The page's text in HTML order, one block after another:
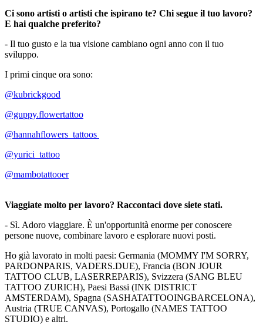
Ci sono artisti o artisti che ispirano te? Chi segue il tuo lavoro?
E hai qualche preferito?
- Il tuo gusto e la tua visione cambiano ogni anno con il tuo
sviluppo.
I primi cinque ora sono:
@kubrickgood
@guppy.flowertattoo
@hannahflowers_tattoos
@yurici_tattoo
@mambotattooer
Viaggiate molto per lavoro? Raccontaci dove siete stati.
- Sì. Adoro viaggiare. È un'opportunità enorme per conoscere
persone nuove, combinare lavoro e esplorare nuovi posti.
Ho già lavorato in molti paesi: Germania (MOMMY I'M SORRY,
PARDONPARIS, VADERS.DUE), Francia (BON JOUR
TATTOO CLUB, LASERREPARIS), Svizzera (SANG BLEU
TATTOO ZURICH), Paesi Bassi (INK DISTRICT
AMSTERDAM), Spagna (SASHATATTOOINGBARCELONA),
Austria (TRUE CANVAS), Portogallo (NAMES TATTOO
STUDIO) e altri.